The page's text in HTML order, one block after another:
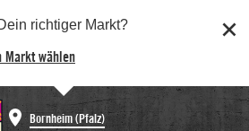
richtiger Markt?
Markt wählen
Bornheim (Pfalz)